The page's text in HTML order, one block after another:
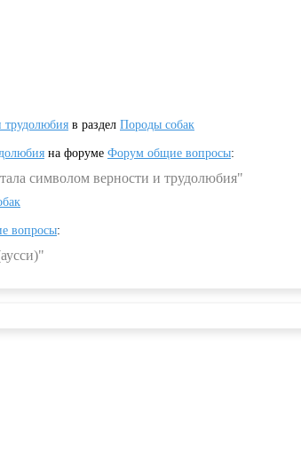
трудолюбия в раздел Породы собак
на форуме Форум общие вопросы:
символом верности и трудолюбия"
вопросы: